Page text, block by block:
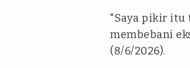
"Saya pikir itu
membebani
(8/6/2026).